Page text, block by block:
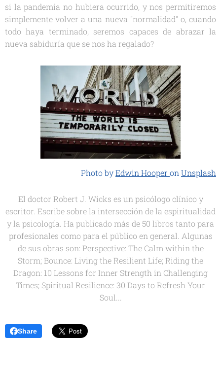
si la pandemia no hubiera ocurrido, y nos permitiremos
simplemente volver a una nueva "normalidad" o, cuando
todo haya terminado, seremos capaces de abrazar la
nueva sabiduría que se nos ha regalado?
Photo byEdwin Hooper on Unsplash
El doctor Robert J. Wicks es un psicólogo clínico y
escritor. Escribe sobre la intersección de la espiritualidad
y la psicología. Ha publicado más de 50 libros tanto para
profesionales como para el público en general. Algunas
de sus obras son: Perspective: The Calm within the
Storm; Bounce: Living the Resilient Life; Riding the
Dragon: 10 Lessons for Inner Strength in Challenging
Times; Spiritual Resilience: 30 Days to Refresh Your
Soul...
Share